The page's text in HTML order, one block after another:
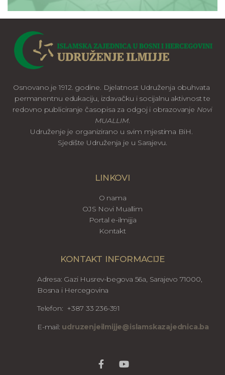
Osnovano je 1912. godine. Djelatnost Udruženja obuhvata
permanentnu edukaciju, izdavačku i socijalnu aktivnost te
redovno publiciranje časopisa za odgoj i obrazovanje Novi
MUALLIM.
Udruženje je organizirano u svim mjestima BiH.
Sjedište Udruženja je u Sarajevu.
LINKOVI
O nama
OJS Novi Muallim
Portal e-ilmijja
Kontakt
KONTAKT INFORMACIJE
Adresa: Gazi Husrev-begova 56a, Sarajevo 71000,
Bosna i Hercegovina
Telefon: +387 33 236-391
E-mail: udruzenjeilmijje@islamskazajednica.ba